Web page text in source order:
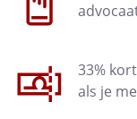
Bezoek
Je bent zelf
33%
als je